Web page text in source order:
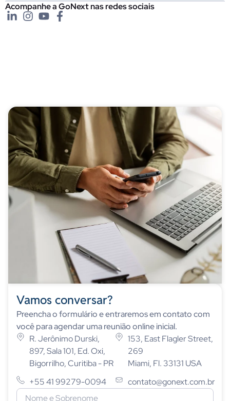
Acompanhe a GoNext nas redes sociais
Vamos conversar?
Preencha o formulário e entraremos em contato com
você para agendar uma reunião online inicial.
R. Jerônimo Durski,
897, Sala 101, Ed. Oxi,
Bigorrilho, Curitiba - PR
+55 41 99279-0094
153, East Flagler Street,
269
Miami, Fl. 33131 USA
contato@gonext.com.br